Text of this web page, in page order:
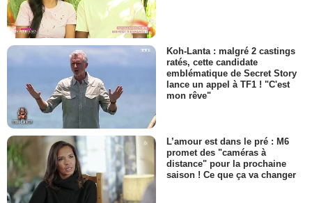
Koh-Lanta : malgré 2 castings
ratés, cette candidate
emblématique de Secret Story
lance un appel à TF1 ! "C'est
mon rêve"
L’amour est dans le pré : M6
promet des "caméras à
distance" pour la prochaine
saison ! Ce que ça va changer